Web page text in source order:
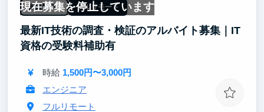
現在募集を停止しています
未経験OK フルリモート
最新IT技術の調査・検証のアルバイト募集｜IT
資格の受験料補助有
時給 1,500円〜3,000円
エンジニア
フルリモート